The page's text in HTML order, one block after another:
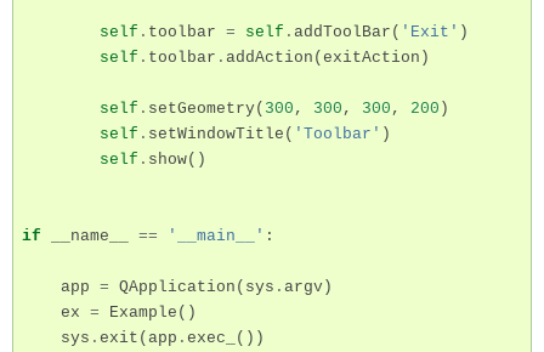
self . toolbar = self . addToolBar ( 'Exit' )
self . toolbar . addAction ( exitAction )
self . setGeometry( 300 , 300 , 300 , 200 )
self . setWindowTitle ( 'Toolbar' )
self . show()
if __name__ == '__main__' :
app = QApplication ( sys . argv)
ex = Example ()
sys . exit ( app . exec_ ())